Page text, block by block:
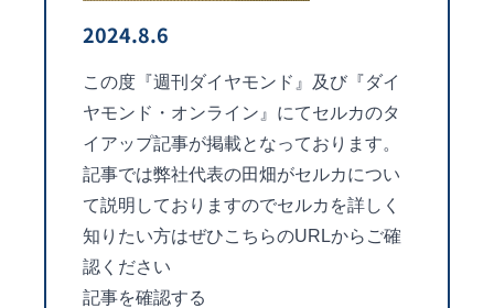
2024.8.6
この度『週刊ダイヤモンド』及び『ダイ
ヤモンド・オンライン』にてセルカのタ
イアップ記事が掲載となっております。
記事では弊社代表の田畑がセルカについ
て説明しておりますのでセルカを詳しく
知りたい方はぜひこちらのURLからご確
認ください
記事を確認する